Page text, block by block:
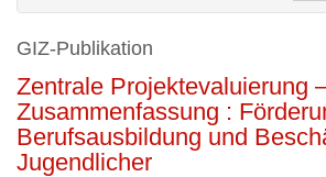
GIZ-Publikation
Zentrale Projektevaluierung
Zusammenfassung :
Berufsausbildung und
Jugendlicher